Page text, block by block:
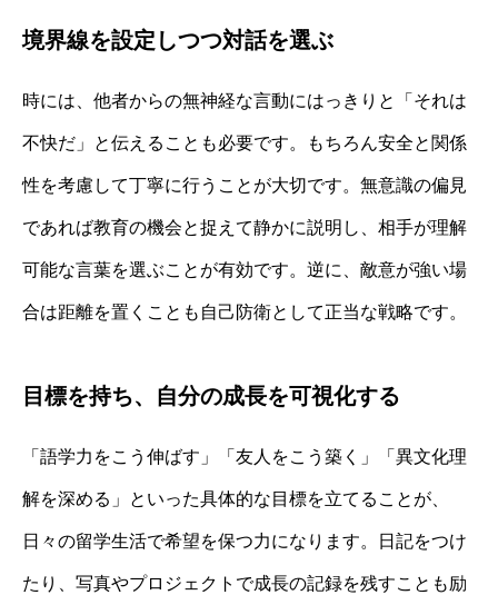
境界線を設定しつつ対話を選ぶ
時には、他者からの無神経な言動にはっきりと「それは
不快だ」と伝えることも必要です。もちろん安全と関係
性を考慮して丁寧に行うことが大切です。無意識の偏見
であれば教育の機会と捉えて静かに説明し、相手が理解
可能な言葉を選ぶことが有効です。逆に、敵意が強い場
合は距離を置くことも自己防衛として正当な戦略です。
目標を持ち、自分の成長を可視化する
「語学力をこう伸ばす」「友人をこう築く」「異文化理
解を深める」といった具体的な目標を立てることが、
日々の留学生活で希望を保つ力になります。日記をつけ
たり、写真やプロジェクトで成長の記録を残すことも励